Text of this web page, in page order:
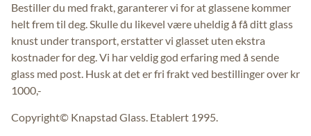
Bestiller du med frakt, garanterer vi for at glassene kommer
helt frem til deg. Skulle du likevel være uheldig å få ditt glass
knust under transport, erstatter vi glasset uten ekstra
kostnader for deg. Vi har veldig god erfaring med å sende
glass med post. Husk at det er fri frakt ved bestillinger over kr
1000,-
Copyright© Knapstad Glass. Etablert 1995.